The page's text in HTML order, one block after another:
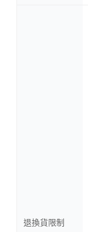
退換貨限制